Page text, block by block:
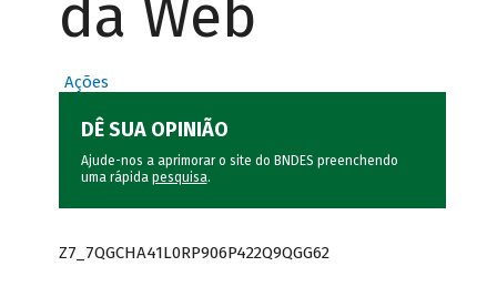
da Web
Ações
DÊ SUA OPINIÃO
Ajude-nos a aprimorar o site do BNDES preenchendo
uma rápida pesquisa.
Z7_7QGCHA41L0RP906P422Q9QGG62